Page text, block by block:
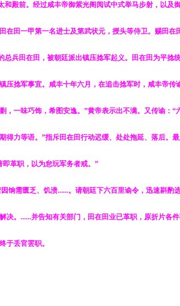
和殿前。经过咸丰帝御紫光阁阅试中式举马步射，以及
在田一甲第一名进士及第武状元，授头等侍卫。赐田在
兵田在田，被朝廷派出镇压捻军起义。田在田为平捻
压捻军事宜。咸丰十年六月，在追击捻军时，咸丰帝
，一味巧饰，希图安逸。”黄帝表示出不满。又传谕：
得力等语。”指斥田在田行动迟缓、处处拖延、落后。
革职，以为怠玩军务者戒。”
饷需匮乏、饥溃......。请朝廷下六百里谕令，迅速斟酌
决。......并告知有关部门，田在田业已革职，原折片各
于丢官罢职。